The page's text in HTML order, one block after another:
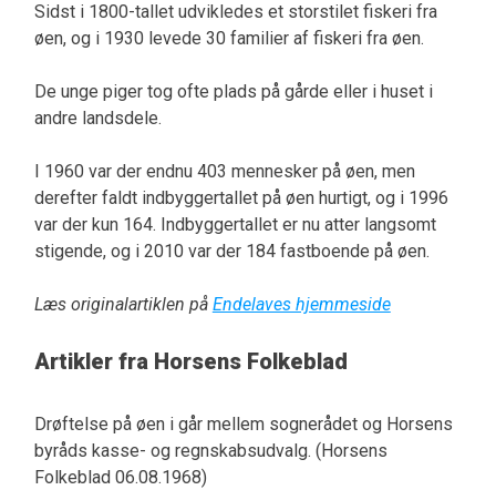
Sidst i 1800-tallet udvikledes et storstilet fiskeri fra
øen, og i 1930 levede 30 familier af fiskeri fra øen.
De unge piger tog ofte plads på gårde eller i huset i
andre landsdele.
I 1960 var der endnu 403 mennesker på øen, men
derefter faldt indbyggertallet på øen hurtigt, og i 1996
var der kun 164. Indbyggertallet er nu atter langsomt
stigende, og i 2010 var der 184 fastboende på øen.
Læs originalartiklen på Endelaves hjemmeside
Artikler fra Horsens Folkeblad
Drøftelse på øen i går mellem sognerådet og Horsens
byråds kasse- og regnskabsudvalg. (Horsens
Folkeblad 06.08.1968)